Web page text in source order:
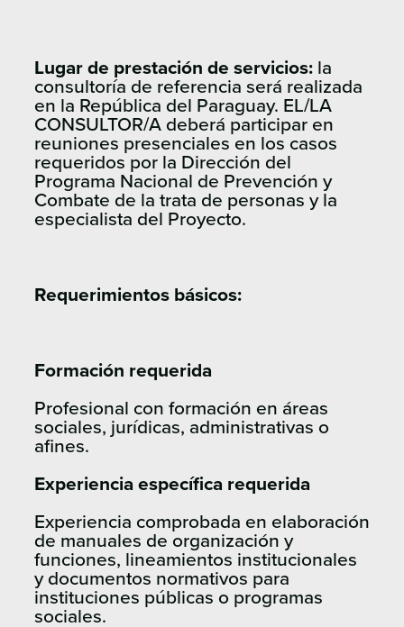
Lugar de prestación de servicios: la
consultoría de referencia será realizada
en la República del Paraguay. EL/LA
CONSULTOR/A deberá participar en
reuniones presenciales en los casos
requeridos por la Dirección del
Programa Nacional de Prevención y
Combate de la trata de personas y la
especialista del Proyecto.
Requerimientos básicos:
Formación requerida
Profesional con formación en áreas
sociales, jurídicas, administrativas o
afines.
Experiencia específica requerida
Experiencia comprobada en elaboración
de manuales de organización y
funciones, lineamientos institucionales
y documentos normativos para
instituciones públicas o programas
sociales.